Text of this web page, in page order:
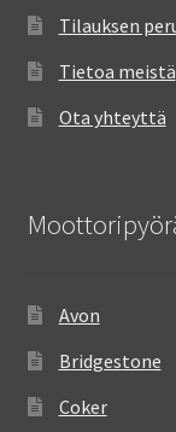
Tilauksen
Tietoa meistä
Ota yhteyttä
Avon
Bridgestone
Coker